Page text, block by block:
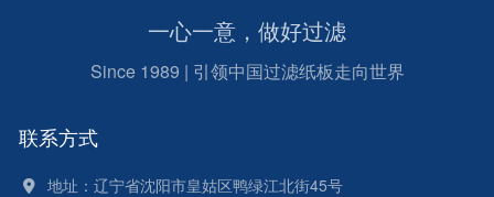
一心一意，做好过滤
Since 1989 | 引领中国过滤纸板走向世界
联系方式
地址：辽宁省沈阳市皇姑区鸭绿江北街45号